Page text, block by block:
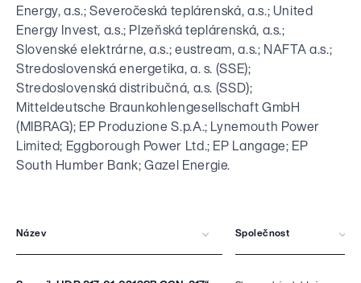
Energy, a.s.; Severočeská teplárenská, a.s.; United
Energy Invest, a.s.; Plzeňská teplárenská, a.s.;
Slovenské elektrárne, a.s.; eustream, a.s.; NAFTA a.s.;
Stredoslovenská energetika, a. s. (SSE);
Stredoslovenská distribučná, a.s. (SSD);
Mitteldeutsche Braunkohlengesellschaft GmbH
(MIBRAG); EP Produzione S.p.A.; Lynemouth Power
Limited; Eggborough Power Ltd.; EP Langage; EP
South Humber Bank; Gazel Energie.
Název Společnost